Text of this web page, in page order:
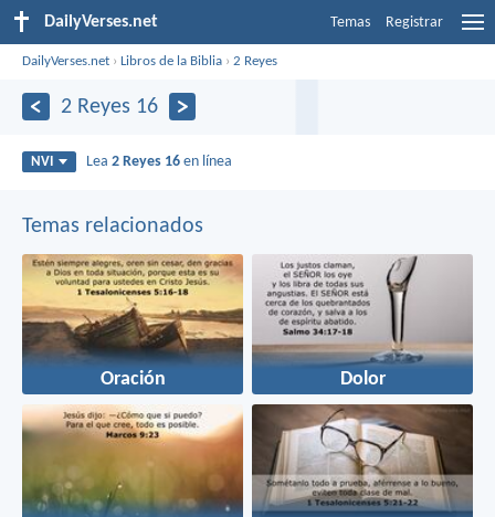
DailyVerses.net Temas Registrar
DailyVerses.net ›Libros de la Biblia ›2 Reyes
2 Reyes 16
NVI Lea2 Reyes 16 en línea
Temas relacionados
Oración Dolor